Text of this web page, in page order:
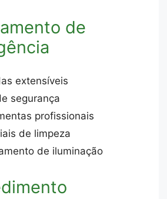
de
extensíveis
segurança
profissionais
de limpeza
de iluminação